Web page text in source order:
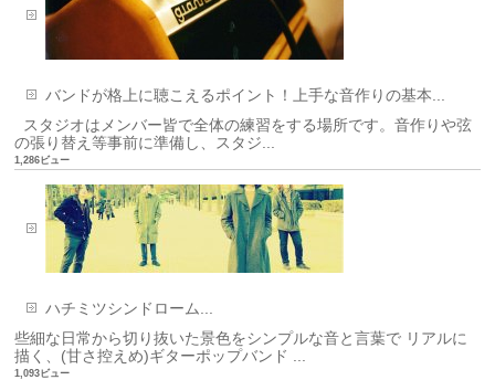
バンドが格上に聴こえるポイント！上手な音作りの基本...
スタジオはメンバー皆で全体の練習をする場所です。音作りや弦
の張り替え等事前に準備し、スタジ...
1,286ビュー
ハチミツシンドローム...
些細な日常から切り抜いた景色をシンプルな音と言葉で リアルに
描く、(甘さ控えめ)ギターポップバンド ...
1,093ビュー